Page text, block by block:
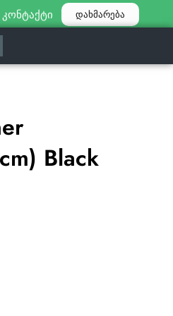
კონტაქტი დახმარება
Black